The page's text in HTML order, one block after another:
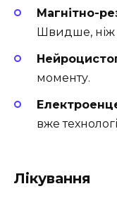
Магнітно-
Швидше, ніж
моменту.
вже
Лікування